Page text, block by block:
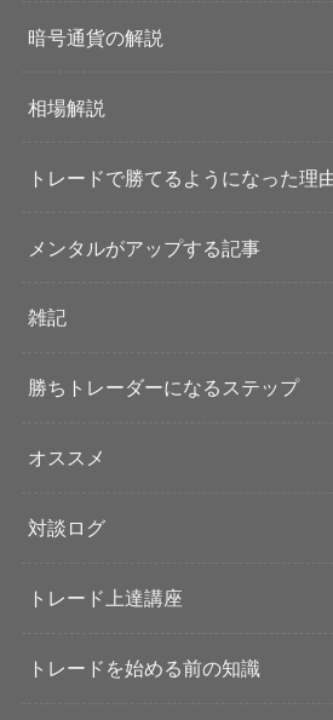
暗号通貨の解説
相場解説
トレードで勝てるようになった理
メンタルがアップする記事
雑記
勝ちトレーダーになるステップ
オススメ
対談ログ
トレード上達講座
トレードを始める前の知識